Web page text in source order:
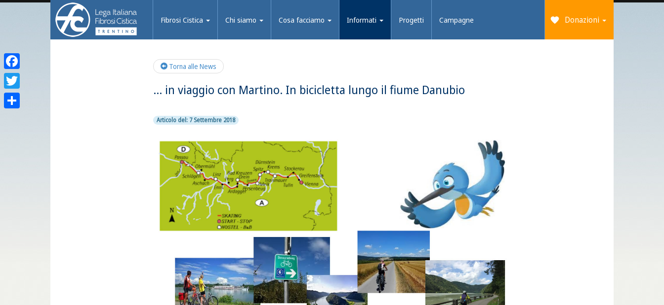
Fibrosi Cistica Chi siamo Cosa facciamo Informati Progetti Campagne Donazioni
Torna alle News
… in viaggio con Martino. In bicicletta lungo il fiume Danubio
Articolo del: 7 Settembre 2018
Facebook
Twitter